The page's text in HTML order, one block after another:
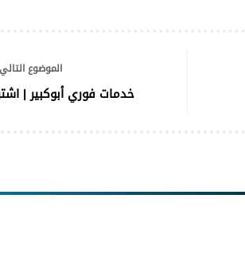
الموضوع التالي
خدمات فوري أبوكبير |